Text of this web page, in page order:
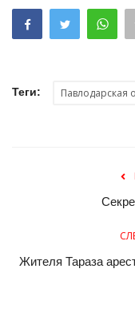
Теги: Павлодарская
Жителя Тараза